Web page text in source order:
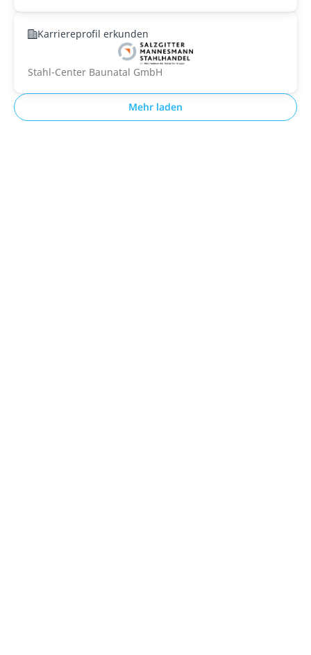
Karriereprofil erkunden
Stahl-Center Baunatal GmbH
Mehr laden